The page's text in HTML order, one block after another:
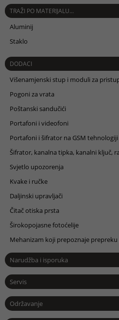
TRAŽI PO MATERIJALU...
Aluminij
Staklo
DODACI
Višenamjenski stup i moduli za
Pogoni za vrata
Poštanski sandučići
Portafoni i videofoni
Portafoni i šifrator na GSM tehnologiji
Šifrator, kanalna tipka, kanalni ključ,
Svjetlo upozorenja
Kvake i ručke
Daljinski upravljači
Čitač otiska prsta
Širokopojasne fotoćelije
Mehanizam koji prepoznaje prepreku
Narudžba i isporuka
Servis
Održavanje